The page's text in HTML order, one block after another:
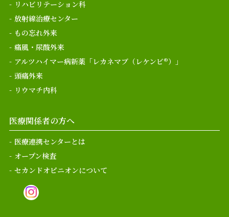
リハビリテーション科
放射線治療センター
もの忘れ外来
痛風・尿酸外来
アルツハイマー病新薬「レカネマブ（レケンビ®）」
頭痛外来
リウマチ内科
医療関係者の方へ
医療連携センターとは
オープン検査
セカンドオピニオンについて